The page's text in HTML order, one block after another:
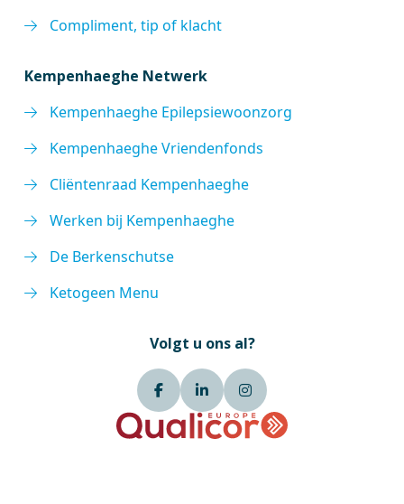
Compliment, tip of klacht
Kempenhaeghe Netwerk
Kempenhaeghe Epilepsiewoonzorg
Kempenhaeghe Vriendenfonds
Cliëntenraad Kempenhaeghe
Werken bij Kempenhaeghe
De Berkenschutse
Ketogeen Menu
Volgt u ons al?